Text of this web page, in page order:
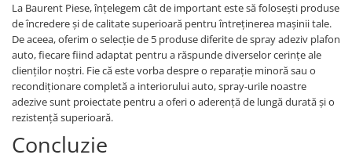
Discuri de frana
Etrieri
Placute de frana
Pompa de frana - cilindru de frana
Frana utilaje
Supapa franare
Kit reparatii
Cabluri frana
Piese Mc Cormick
Piese Lamborghini
Piese Same
Piese Renault
Piese Hurlimann
Piese Zetor
La Baurent Piese, înțelegem cât de important este să folosești produse
de încredere și de calitate superioară pentru întreținerea mașinii tale.
De aceea, oferim o selecție de 5 produse diferite de spray adeziv plafon
auto, fiecare fiind adaptat pentru a răspunde diverselor cerințe ale
clienților noștri. Fie că este vorba despre o reparație minoră sau o
recondiționare completă a interiorului auto, spray-urile noastre
adezive sunt proiectate pentru a oferi o aderență de lungă durată și o
rezistență superioară.
Concluzie